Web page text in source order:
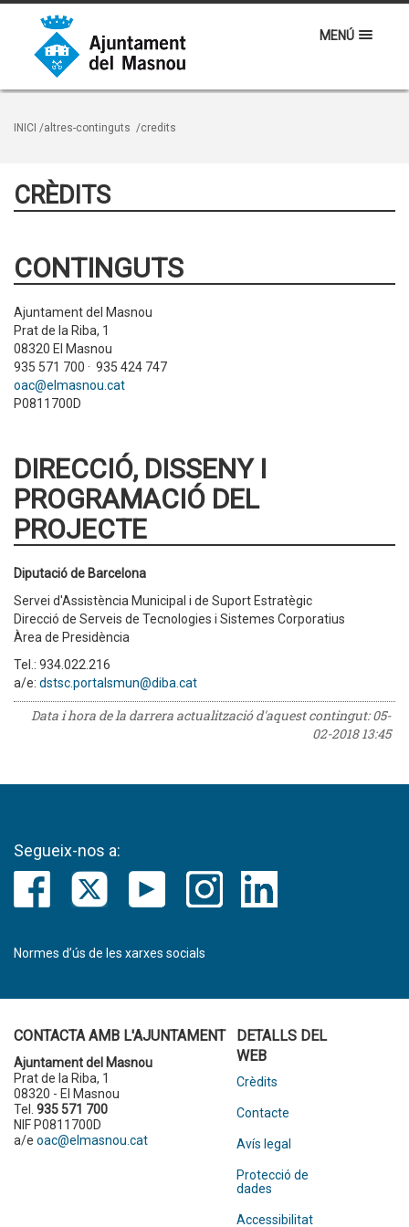
MENÚ
INICI /altres-continguts /credits
CRÈDITS
CONTINGUTS
Ajuntament del Masnou
Prat de la Riba, 1
08320 El Masnou
935 571 700 · 935 424 747
oac@elmasnou.cat
P0811700D
DIRECCIÓ, DISSENY I
PROGRAMACIÓ DEL
PROJECTE
Diputació de Barcelona
Servei d'Assistència Municipal i de Suport Estratègic
Direcció de Serveis de Tecnologies i Sistemes Corporatius
Àrea de Presidència
Tel.: 934.022.216
a/e: dstsc.portalsmun@diba.cat
Data i hora de la darrera actualització d'aquest contingut:05-
02-2018 13:45
Segueix-nos a:
Normes d’ús de les xarxes socials
CONTACTA AMB L'AJUNTAMENT
Ajuntament del Masnou
Prat de la Riba, 1
08320 - El Masnou
Tel. 935 571 700
NIF P0811700D
a/e oac@elmasnou.cat
DETALLS DEL
WEB
Crèdits
Contacte
Avís legal
Protecció de
dades
Accessibilitat